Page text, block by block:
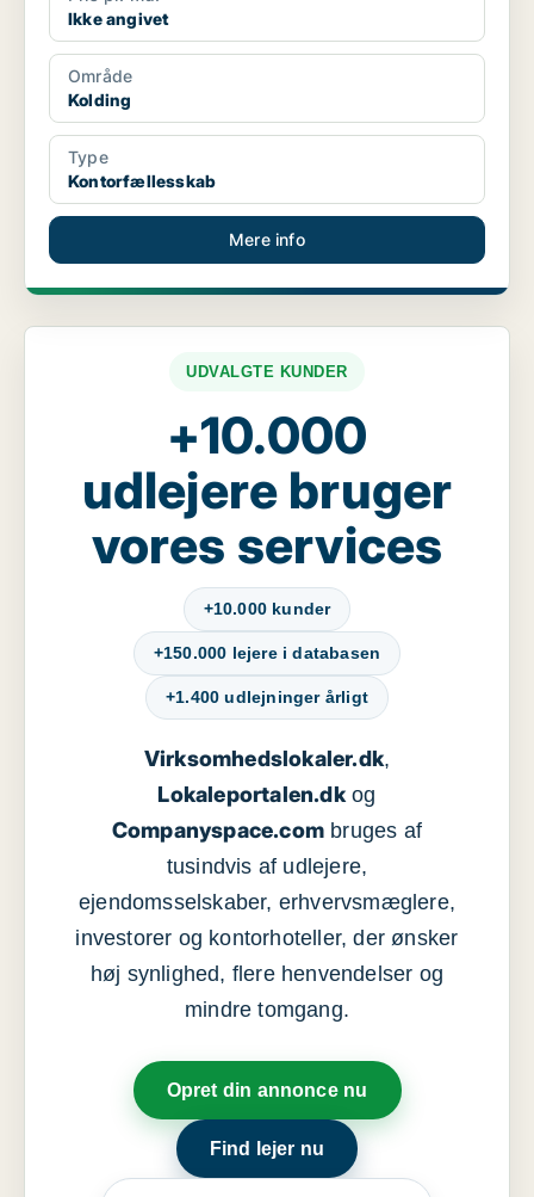
Ikke angivet
Område
Kolding
Type
Kontorfællesskab
Mere info
UDVALGTE KUNDER
+10.000
udlejere bruger
vores services
+10.000 kunder
+150.000 lejere i databasen
+1.400 udlejninger årligt
Virksomhedslokaler.dk,
Lokaleportalen.dkog
Companyspace.com bruges af
tusindvis af udlejere,
ejendomsselskaber, erhvervsmæglere,
investorer og kontorhoteller, der ønsker
høj synlighed, flere henvendelser og
mindre tomgang.
Opret din annonce nu
Find lejer nu